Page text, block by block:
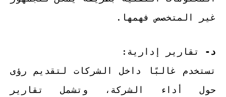
غير المتخصص فهمها.
د- تقارير إدارية:
تستخدم غالبًا داخل الشركات لتقديم رؤى
حول أداء الشركة، وتشمل تقارير